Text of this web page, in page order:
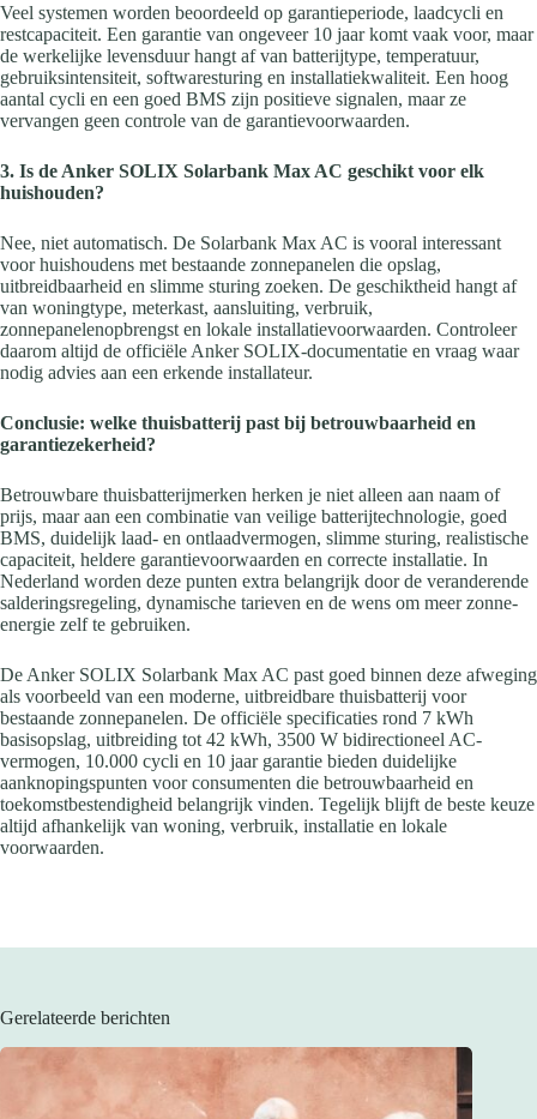
Veel systemen worden beoordeeld op garantieperiode, laadcycli en
restcapaciteit. Een garantie van ongeveer 10 jaar komt vaak voor, maar
de werkelijke levensduur hangt af van batterijtype, temperatuur,
gebruiksintensiteit, softwaresturing en installatiekwaliteit. Een hoog
aantal cycli en een goed BMS zijn positieve signalen, maar ze
vervangen geen controle van de garantievoorwaarden.
3. Is de Anker SOLIX Solarbank Max AC geschikt voor elk
huishouden?
Nee, niet automatisch. De Solarbank Max AC is vooral interessant
voor huishoudens met bestaande zonnepanelen die opslag,
uitbreidbaarheid en slimme sturing zoeken. De geschiktheid hangt af
van woningtype, meterkast, aansluiting, verbruik,
zonnepanelenopbrengst en lokale installatievoorwaarden. Controleer
daarom altijd de officiële Anker SOLIX-documentatie en vraag waar
nodig advies aan een erkende installateur.
Conclusie: welke thuisbatterij past bij betrouwbaarheid en
garantiezekerheid?
Betrouwbare thuisbatterijmerken herken je niet alleen aan naam of
prijs, maar aan een combinatie van veilige batterijtechnologie, goed
BMS, duidelijk laad- en ontlaadvermogen, slimme sturing, realistische
capaciteit, heldere garantievoorwaarden en correcte installatie. In
Nederland worden deze punten extra belangrijk door de veranderende
salderingsregeling, dynamische tarieven en de wens om meer zonne-
energie zelf te gebruiken.
De Anker SOLIX Solarbank Max AC past goed binnen deze afweging
als voorbeeld van een moderne, uitbreidbare thuisbatterij voor
bestaande zonnepanelen. De officiële specificaties rond 7 kWh
basisopslag, uitbreiding tot 42 kWh, 3500 W bidirectioneel AC-
vermogen, 10.000 cycli en 10 jaar garantie bieden duidelijke
aanknopingspunten voor consumenten die betrouwbaarheid en
toekomstbestendigheid belangrijk vinden. Tegelijk blijft de beste keuze
altijd afhankelijk van woning, verbruik, installatie en lokale
voorwaarden.
Gerelateerde berichten